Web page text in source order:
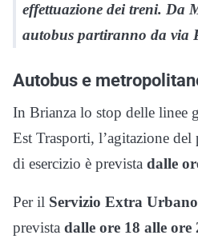
effettuazione dei treni. Da
autobus partiranno da via
Autobus e
In Brianza lo stop delle linee
Est Trasporti, l’agitazione del
di esercizio è prevista dalle
Per il Servizio Extra Urbano
prevista dalle ore 18 alle ore